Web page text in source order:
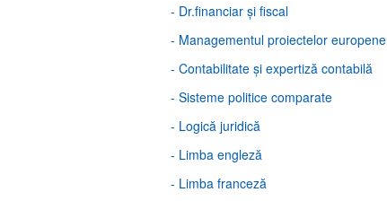
- Dr.financiar şi fiscal
- Managementul proiectelor europene
- Contabilitate şi expertiză contabilă
- Sisteme politice comparate
- Logică juridică
- Limba engleză
- Limba franceză